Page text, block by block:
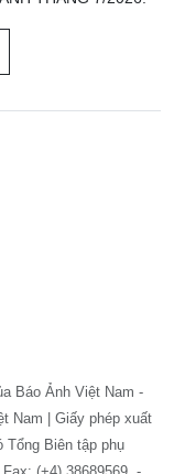
Báo Ảnh Việt Nam -
Nam | Giấy phép xuất
Tổng Biên tập phụ